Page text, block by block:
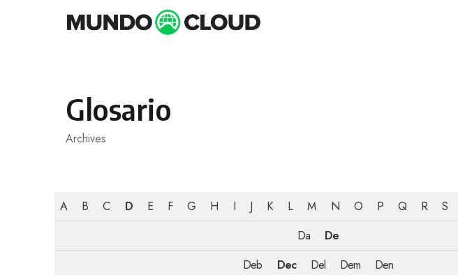
Glosario
Archives
A B C D E F G H I J K L M N O P Q R S
Da
De
Deb
Dec Del Dem Den